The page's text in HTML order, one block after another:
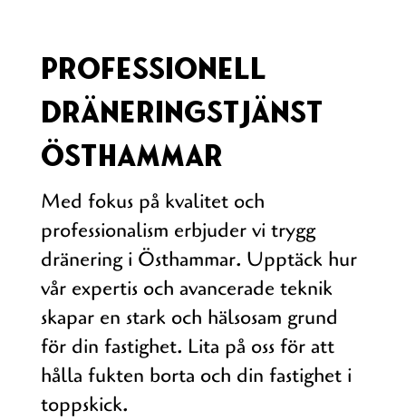
Professionell
Dräneringstjänst
Östhammar
Med fokus på kvalitet och
professionalism erbjuder vi trygg
dränering i Östhammar. Upptäck hur
vår expertis och avancerade teknik
skapar en stark och hälsosam grund
för din fastighet. Lita på oss för att
hålla fukten borta och din fastighet i
toppskick.